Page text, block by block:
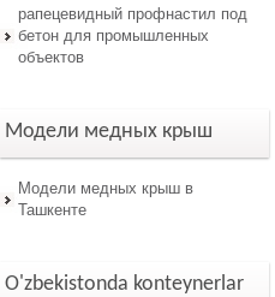
рапецевидный профнастил под
бетон для промышленных
объектов
Модели медных крыш
Модели медных крыш в
Ташкенте
O'zbekistonda konteynerlar